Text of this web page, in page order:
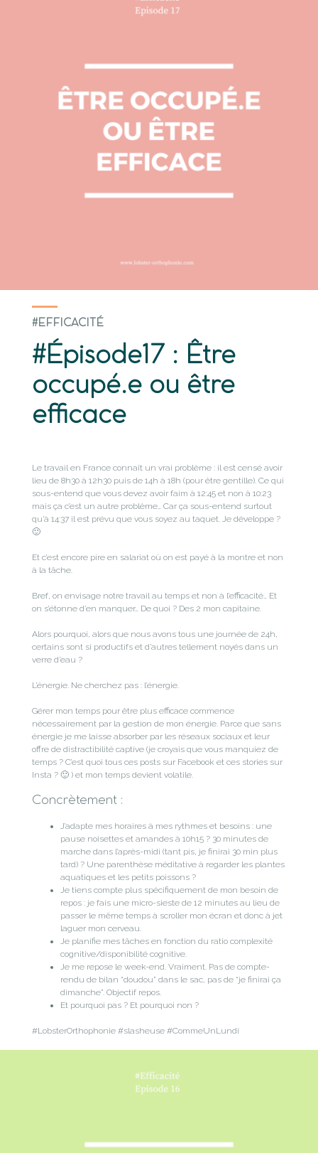
#EFFICACITÉ
#Épisode17 : Être
occupé.e ou être
efficace
Le travail en France connaît un vrai problème : il est censé avoir
lieu de 8h30 à 12h30 puis de 14h à 18h (pour être gentille). Ce qui
sous-entend que vous devez avoir faim à 12:45 et non à 10:23
mais ça c’est un autre problème… Car ça sous-entend surtout
qu’à 14:37 il est prévu que vous soyez au taquet. Je développe ?
🙂
Et c’est encore pire en salariat où on est payé à la montre et non
à la tâche.
Bref, on envisage notre travail au temps et non à l’efficacité… Et
on s’étonne d’en manquer… De quoi ? Des 2 mon capitaine.
Alors pourquoi, alors que nous avons tous une journée de 24h,
certains sont si productifs et d’autres tellement noyés dans un
verre d’eau ?
L’énergie. Ne cherchez pas : l’énergie.
Gérer mon temps pour être plus efficace commence
nécessairement par la gestion de mon énergie. Parce que sans
énergie je me laisse absorber par les réseaux sociaux et leur
offre de distractibilité captive (je croyais que vous manquiez de
temps ? C’est quoi tous ces posts sur Facebook et ces stories sur
Insta ? 🙂 ) et mon temps devient volatile.
Concrètement :
J’adapte mes horaires à mes rythmes et besoins : une
pause noisettes et amandes à 10h15 ? 30 minutes de
marche dans l’après-midi (tant pis, je finirai 30 min plus
tard) ? Une parenthèse méditative à regarder les plantes
aquatiques et les petits poissons ?
Je tiens compte plus spécifiquement de mon besoin de
repos : je fais une micro-sieste de 12 minutes au lieu de
passer le même temps à scroller mon écran et donc à jet
laguer mon cerveau.
Je planifie mes tâches en fonction du ratio complexité
cognitive/disponibilité cognitive.
Je me repose le week-end. Vraiment. Pas de compte-
rendu de bilan “doudou” dans le sac, pas de “je finirai ça
dimanche”. Objectif repos.
Et pourquoi pas ? Et pourquoi non ?
#LobsterOrthophonie #slasheuse #CommeUnLundi